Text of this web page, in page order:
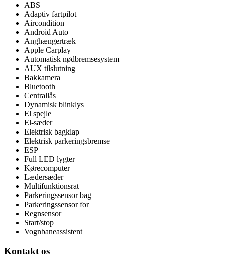
ABS
Adaptiv fartpilot
Aircondition
Android Auto
Anghængertræk
Apple Carplay
Automatisk nødbremsesystem
AUX tilslutning
Bakkamera
Bluetooth
Centrallås
Dynamisk blinklys
El spejle
El-sæder
Elektrisk bagklap
Elektrisk parkeringsbremse
ESP
Full LED lygter
Kørecomputer
Lædersæder
Multifunktionsrat
Parkeringssensor bag
Parkeringssensor for
Regnsensor
Start/stop
Vognbaneassistent
Kontakt os